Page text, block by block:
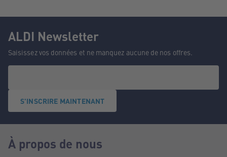
ALDI Newsletter
Saisissez vos données et ne manquez aucune de nos offres.
S'INSCRIRE MAINTENANT
À propos de nous